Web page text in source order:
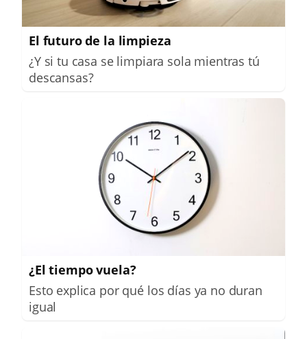
El futuro de la limpieza
¿Y si tu casa se limpiara sola mientras tú
descansas?
¿El tiempo vuela?
Esto explica por qué los días ya no duran
igual